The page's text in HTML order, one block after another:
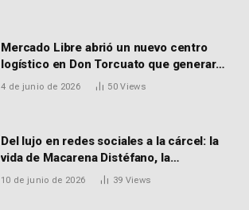
Mercado Libre abrió un nuevo centro
logístico en Don Torcuato que generará
900 empleos: cómo enviar el CV
4 de junio de 2026 50Views
Del lujo en redes sociales a la cárcel: la
vida de Macarena Distéfano, la
influencer de San Martín acusada de
10 de junio de 2026 39 Views